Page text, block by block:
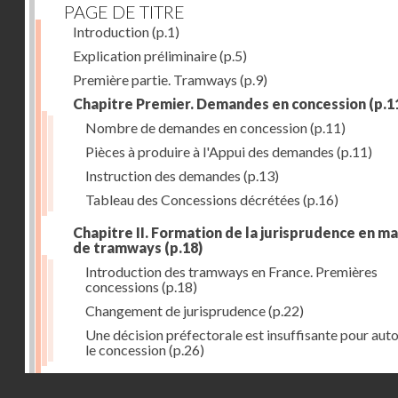
PAGE DE TITRE
Introduction(p.1)
Explication préliminaire(p.5)
Première partie. Tramways (p.9)
Chapitre Premier. Demandes en concession
Nombre de demandes en concession(p.11)
Pièces à produire à l'Appui des demandes (p.11)
Instruction des demandes (p.13)
Tableau des Concessions décrétées (p.16)
Chapitre II. Formation de la jurisprudence en
de tramways (p.18)
Introduction des tramways en France. Premières
concessions (p.18)
Changement de jurisprudence(p.22)
Une décision préfectorale est insuffisante pour
le concession(p.26)